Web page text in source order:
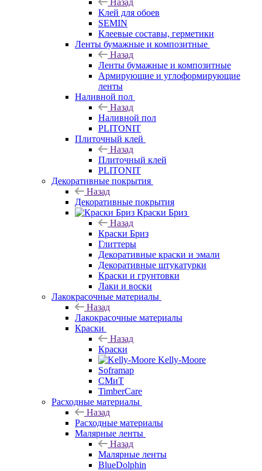
Назад
Клей для обоев
SEMIN
Клеевые составы, герметики
Ленты бумажные и композитные
Назад
Ленты бумажные и композитные
Армирующие и углоформирующие
ленты
Наливной пол
Назад
Наливной пол
PLITONIT
Плиточный клей
Назад
Плиточный клей
PLITONIT
Декоративные покрытия
Назад
Декоративные покрытия
Краски Бриз
Назад
Краски Бриз
Глиттеры
Декоративные краски и эмали
Декоративные штукатурки
Краски и грунтовки
Лаки и воски
Лакокрасочные материалы
Назад
Лакокрасочные материалы
Краски
Назад
Краски
Kelly-Moore
Soframap
СМиТ
TimberCare
Расходные материалы
Назад
Расходные материалы
Малярные ленты
Назад
Малярные ленты
BlueDolphin